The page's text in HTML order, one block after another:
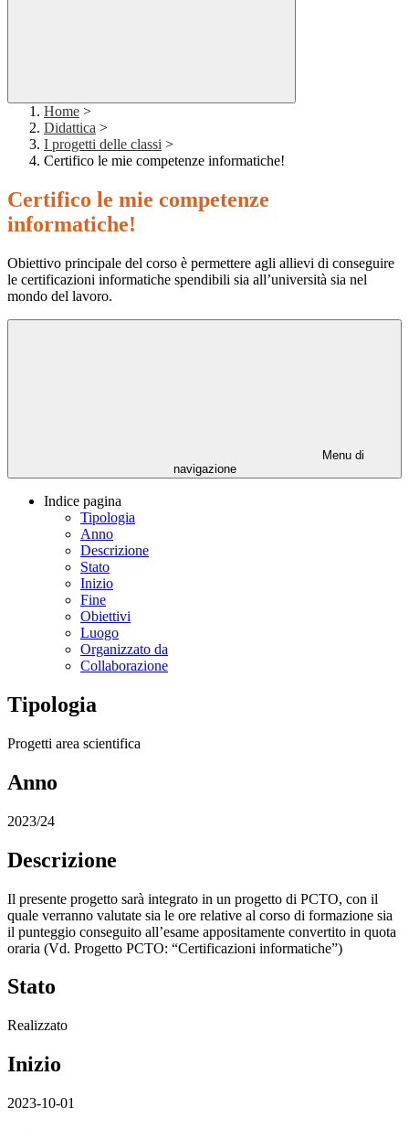
Home >
Didattica >
I progetti delle classi >
Certifico le mie competenze informatiche!
Certifico le mie competenze
informatiche!
Obiettivo principale del corso è permettere agli allievi di conseguire
le certificazioni informatiche spendibili sia all’università sia nel
mondo del lavoro.
Menu di
navigazione
Indice pagina
Tipologia
Anno
Descrizione
Stato
Inizio
Fine
Obiettivi
Luogo
Organizzato da
Collaborazione
Tipologia
Progetti area scientifica
Anno
2023/24
Descrizione
Il presente progetto sarà integrato in un progetto di PCTO, con il
quale verranno valutate sia le ore relative al corso di formazione sia
il punteggio conseguito all’esame appositamente convertito in quota
oraria (Vd. Progetto PCTO: “Certificazioni informatiche”)
Stato
Realizzato
Inizio
2023-10-01